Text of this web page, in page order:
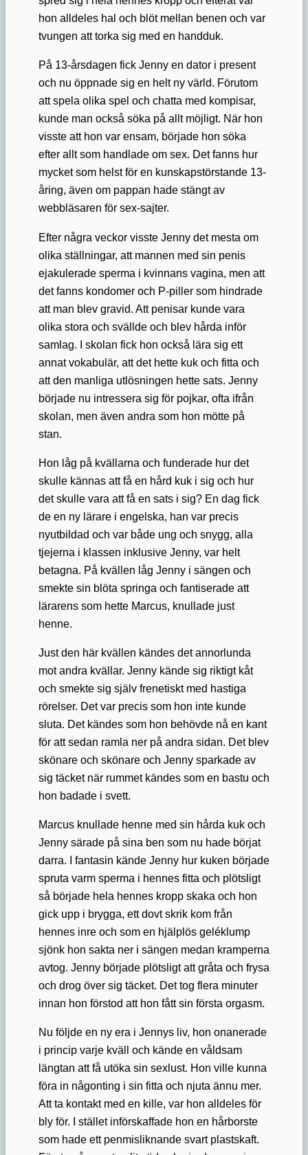
hon alldeles hal och blöt mellan benen och var
tvungen att torka sig med en handduk.
På 13-årsdagen fick Jenny en dator i present
och nu öppnade sig en helt ny värld. Förutom
att spela olika spel och chatta med kompisar,
kunde man också söka på allt möjligt. När hon
visste att hon var ensam, började hon söka
efter allt som handlade om sex. Det fanns hur
mycket som helst för en kunskapstörstande 13-
åring, även om pappan hade stängt av
webbläsaren för sex-sajter.
Efter några veckor visste Jenny det mesta om
olika ställningar, att mannen med sin penis
ejakulerade sperma i kvinnans vagina, men att
det fanns kondomer och P-piller som hindrade
att man blev gravid. Att penisar kunde vara
olika stora och svällde och blev hårda inför
samlag. I skolan fick hon också lära sig ett
annat vokabulär, att det hette kuk och fitta och
att den manliga utlösningen hette sats. Jenny
började nu intressera sig för pojkar, ofta ifrån
skolan, men även andra som hon mötte på
stan.
Hon låg på kvällarna och funderade hur det
skulle kännas att få en hård kuk i sig och hur
det skulle vara att få en sats i sig? En dag fick
de en ny lärare i engelska, han var precis
nyutbildad och var både ung och snygg, alla
tjejerna i klassen inklusive Jenny, var helt
betagna. På kvällen låg Jenny i sängen och
smekte sin blöta springa och fantiserade att
lärarens som hette Marcus, knullade just
henne.
Just den här kvällen kändes det annorlunda
mot andra kvällar. Jenny kände sig riktigt kåt
och smekte sig själv frenetiskt med hastiga
rörelser. Det var precis som hon inte kunde
sluta. Det kändes som hon behövde nå en kant
för att sedan ramla ner på andra sidan. Det blev
skönare och skönare och Jenny sparkade av
sig täcket när rummet kändes som en bastu och
hon badade i svett.
Marcus knullade henne med sin hårda kuk och
Jenny särade på sina ben som nu hade börjat
darra. I fantasin kände Jenny hur kuken började
spruta varm sperma i hennes fitta och plötsligt
så började hela hennes kropp skaka och hon
gick upp i brygga, ett dovt skrik kom från
hennes inre och som en hjälplös geléklump
sjönk hon sakta ner i sängen medan kramperna
avtog. Jenny började plötsligt att gråta och frysa
och drog över sig täcket. Det tog flera minuter
innan hon förstod att hon fått sin första orgasm.
Nu följde en ny era i Jennys liv, hon onanerade
i princip varje kväll och kände en våldsam
längtan att få utöka sin sexlust. Hon ville kunna
föra in någonting i sin fitta och njuta ännu mer.
Att ta kontakt med en kille, var hon alldeles för
bly för. I stället införskaffade hon en hårborste
som hade ett penmisliknande svart plastskaft.